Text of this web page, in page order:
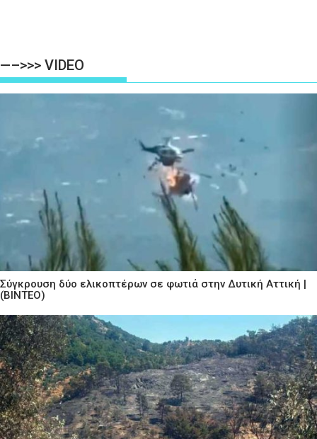
—–>>> VIDEO
Σύγκρουση δύο ελικοπτέρων σε φωτιά στην Δυτική Αττική |
(ΒΙΝΤΕΟ)